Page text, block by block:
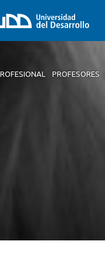
PROFESORES